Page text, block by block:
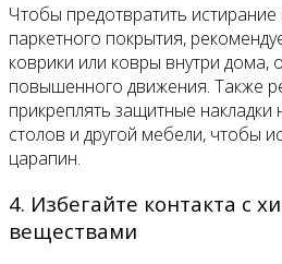
Чтобы предотвратить
паркетного покрытия,
коврики или ковры внутри дома,
повышенного движения. Также
прикреплять защитные накладки
столов и другой мебели, чтобы
царапин.
4. Избегайте контакта с
веществами